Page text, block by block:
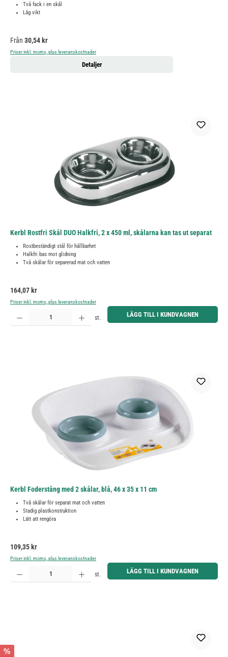
Två fack i en skål
Låg vikt
Ordinarie pris:
Från 30,54 kr
Priser inkl. moms, plus leveranskostnader
Detaljer
Kerbl Rostfri Skål DUO Halkfri, 2 x 450 ml, skålarna kan tas ut separat
Rostbeständigt stål för hållbarhet
Halkfri bas mot glidning
Två skålar för separerad mat och vatten
Ordinarie pris:
164,07 kr
Priser inkl. moms, plus leveranskostnader
Produktkvantitet: Ange önskat belopp eller använd knapparna för att öka eller minska kvantiteten.
st. LÄGG TILL I KUNDVAGNEN
Kerbl Foderstång med 2 skålar, blå, 46 x 35 x 11 cm
Två skålar för separat mat och vatten
Stadig plastkonstruktion
Lätt att rengöra
Ordinarie pris:
109,35 kr
Priser inkl. moms, plus leveranskostnader
Produktkvantitet: Ange önskat belopp eller använd knapparna för att öka eller minska kvantiteten.
st. LÄGG TILL I KUNDVAGNEN
%